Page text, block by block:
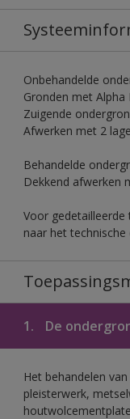
Onbehandelde
Gronden met Alpha
Zuigende
Afwerken met 2
Behandelde
Dekkend afwerken
Voor
naar het
1. De
Het behandelen
pleisterwerk,